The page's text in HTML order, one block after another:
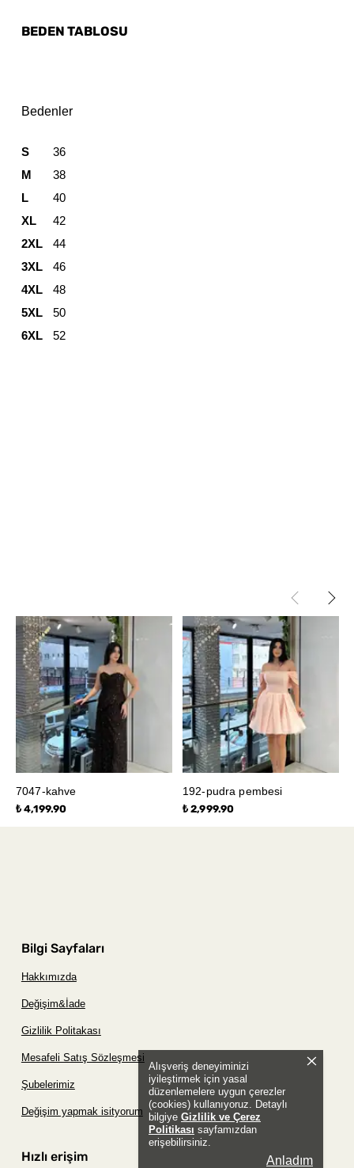
Alışveriş deneyiminizi
iyileştirmek için yasal
düzenlemelere uygun çerezler
(cookies) kullanıyoruz. Detaylı
bilgiye Gizlilik ve Çerez
Politikası sayfamızdan
erişebilirsiniz.
Anladım
BEDEN TABLOSU
Bedenler
S
36
M
38
L
40
XL
42
2XL
44
3XL
46
4XL
48
5XL
50
6XL
52
7047-kahve
₺ 4,199.90
192-pudra pembesi
₺ 2,999.90
Bilgi Sayfaları
Hakkımızda
Değişim&İade
Gizlilik Politakası
Mesafeli Satış Sözleşmesi
Şubelerimiz
Değişim yapmak isityorum
Hızlı erişim